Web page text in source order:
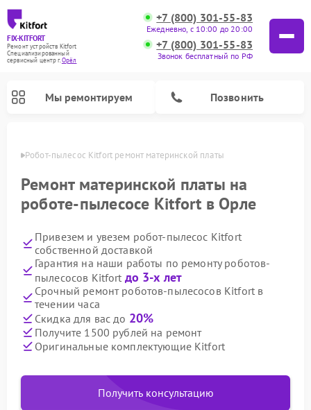
FIX-KITFORT
Ремонт устройств Kitfort
Специализированный
cервисный центр г.Орёл
+7 (800) 301-55-83
Ежедневно, с 10:00 до 20:00
+7 (800) 301-55-83
Звонок бесплатный по РФ
Мы ремонтируем Позвонить
Робот-пылесос Kitfort ремонт материнской платы
Ремонт материнской платы на
роботе-пылесосе Kitfort в Орле
Привезем и увезем робот-пылесос Kitfort
собственной доставкой
Гарантия на наши работы по ремонту роботов-
пылесосов Kitfort до 3-х лет
Срочный ремонт роботов-пылесосов Kitfort в
течении часа
Скидка для вас до 20%
Получите 1500 рублей на ремонт
Оригинальные комплектующие Kitfort
Получить консультацию